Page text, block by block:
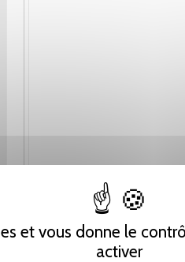
et vous donne le
activer